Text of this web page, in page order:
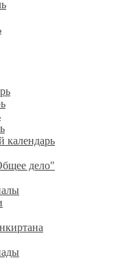
календарь
дело"